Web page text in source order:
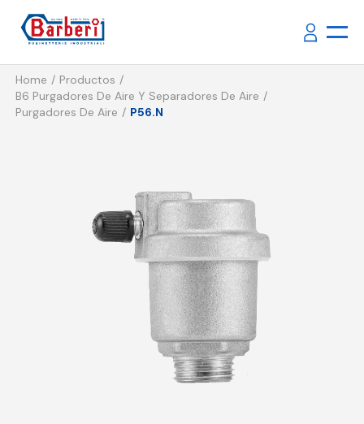
Home
Productos
B6 Purgadores De Aire Y Separadores De Aire
Purgadores De Aire
P56.N